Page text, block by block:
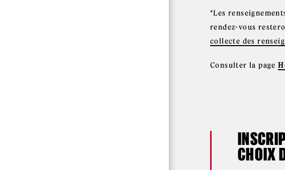
*Les
rendez-vous
collecte des
Consulter la page
CHOIX